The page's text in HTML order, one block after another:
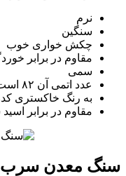
نرم
سنگین
چکش خواری خوب
مقاوم در برابر
سمی
عدد اتمی آن ۸۲ است.
به رنگ خاکستری
مقاوم در برابر
سنگ معدن سرب